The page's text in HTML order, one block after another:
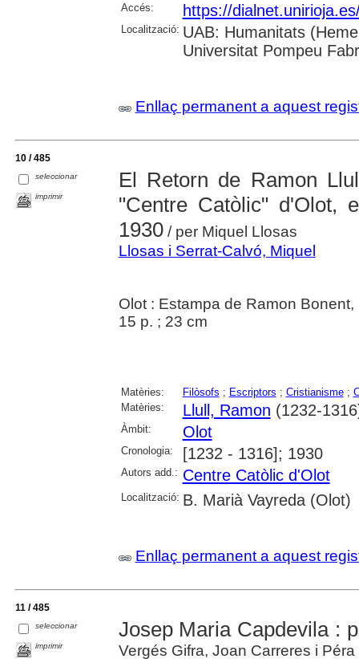
Accés: https://
Localització: UAB: Humanitats
Universitat Pompeu
Enllaç permanent a aquest
10 / 485
seleccionar
imprimir
El Retorn de Ramon
"Centre Catòlic" d'Olot,
1930/ per Miquel Llosas
Llosas i Serrat-Calvó, Miquel
Olot : Estampa de Ramon Bonent,
15 p. ; 23 cm
Matèries: Filòsofs ; Escriptors ; Cristianisme;
Matèries:
Llull, Ramon (1232-
Àmbit: Olot
Cronologia: [1232 - 1316]; 1930
Autors add.: Centre Catòlic d'Olot
Localització: B. Marià Vayreda (Olot)
Enllaç permanent a aquest
11 / 485
seleccionar
imprimir
Josep Maria Capdevila :
Vergés Gifra, Joan Carreres i Péra